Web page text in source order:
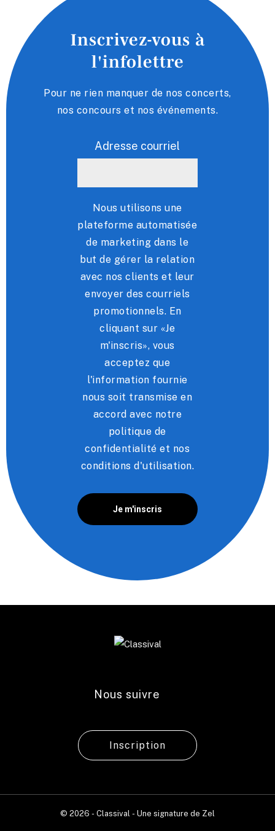
Inscrivez-vous à
l'infolettre
Pour ne rien manquer de nos concerts,
nos concours et nos événements.
Adresse courriel
Nous utilisons une
plateforme automatisée
de marketing dans le
but de gérer la relation
avec nos clients et leur
envoyer des courriels
promotionnels. En
cliquant sur «Je
m'inscris», vous
acceptez que
l'information fournie
nous soit transmise en
accord avec notre
politique de
confidentialité et nos
conditions d'utilisation.
Nous suivre
Inscription
© 2026 - Classival - Une signature de Zel